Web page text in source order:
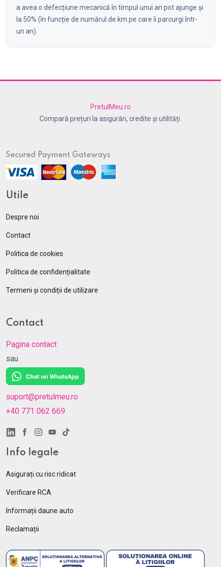
a avea o defecțiune mecanică în timpul unui an pot ajunge și
la 50% (în funcție de numărul de km pe care îi parcurgi într-
un an).
PretulMeu.ro
Compară prețuri la asigurări, credite și utilități.
Secured Payment Gateways
Utile
Despre noi
Contact
Politica de cookies
Politica de confidențialitate
Termeni și condiții de utilizare
Contact
Pagina contact
sau
suport@pretulmeu.ro
+40 771 062 669
Info legale
Asigurați cu risc ridicat
Verificare RCA
Informații daune auto
Reclamații